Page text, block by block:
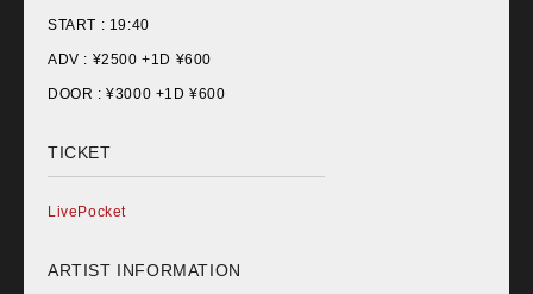
START : 19:40
ADV : ¥2500 +1D ¥600
DOOR : ¥3000 +1D ¥600
TICKET
LivePocket
ARTIST INFORMATION